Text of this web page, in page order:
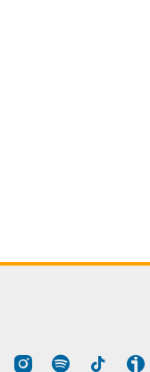
YouTubeInstagram
Spotify Tiktok